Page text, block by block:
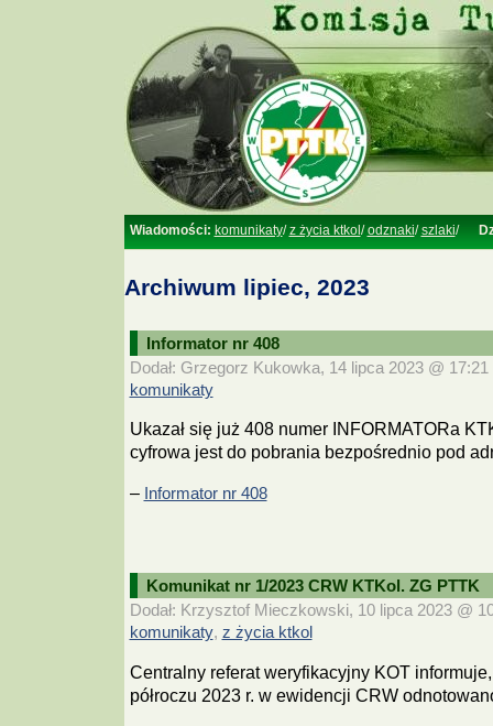
Wiadomości: komunikaty/z życia ktkol /odznaki/szlaki/
Archiwum lipiec, 2023
Informator nr 408
Dodał: Grzegorz Kukowka, 14 lipca 2023 @
komunikaty
Ukazał się już 408 numer INFORMATORa
cyfrowa jest do pobrania bezpośrednio pod
– Informator nr 408
Komunikat nr 1/2023 CRW KTKol. ZG PTTK
Dodał: Krzysztof Mieczkowski, 10 lipca 2023 @
komunikaty, z życia ktkol
Centralny referat weryfikacyjny KOT
półroczu 2023 r. w ewidencji CRW